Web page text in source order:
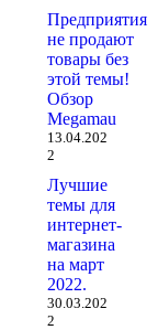
Предприятия
не продают
товары без
этой темы!
Обзор
Megamau
13.04.202
2
Лучшие
темы для
интернет-
магазина
на март
2022.
30.03.202
2